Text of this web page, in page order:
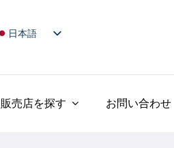
日本語
Français
Italiano
販売店を探す お問い合わせ